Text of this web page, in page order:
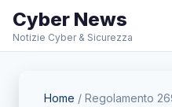
Cyber News
Notizie Cyber & Sicurezza
Home / Regolamento